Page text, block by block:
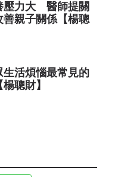
壓力大 醫師提關
善親子關係【楊聰
生活煩惱最常見的
聰財】